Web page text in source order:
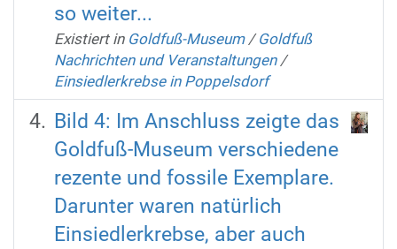
so weiter...
Existiert in Goldfuß-Museum /Goldfuß
Nachrichten und Veranstaltungen /
Einsiedlerkrebse in Poppelsdorf
Bild 4: Im Anschluss zeigte das
Goldfuß-Museum verschiedene
rezente und fossile Exemplare.
Darunter waren natürlich
Einsiedlerkrebse, aber auch